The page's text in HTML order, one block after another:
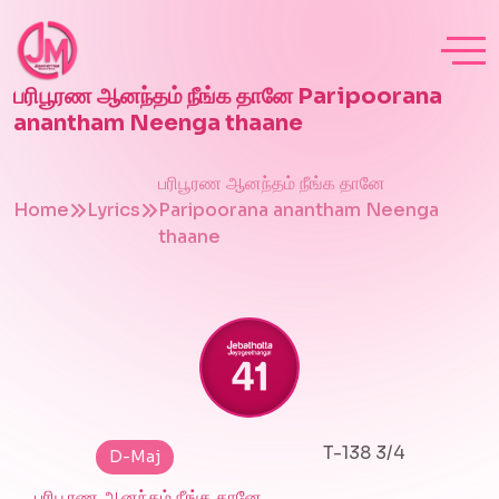
பரிபூரண ஆனந்தம் நீங்க தானே Paripoorana
anantham Neenga thaane
Home Lyrics
பரிபூரண ஆனந்தம் நீங்க தானே
Paripoorana anantham Neenga
thaane
D-Maj
T-138 3/4